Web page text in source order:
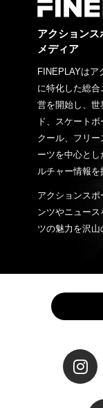
アクション
メディア
FINEPLAYはア
に特化した総
営を開始し、世
ド、スケート
クール、フリ
ーツを中心と
ルチャー情報を
アクションス
ンツやニュー
ツの魅力を沢